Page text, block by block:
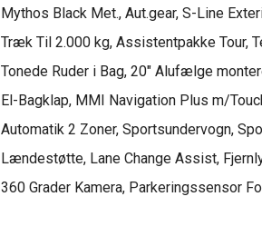
Mythos Black Met., Aut.gear, S-Line
Træk Til 2.000 kg, Assistentpakke Tour,
Tonede Ruder i Bag, 20" Alufælge
El-Bagklap, MMI Navigation Plus m/
Automatik 2 Zoner, Sportsundervogn,
Lændestøtte, Lane Change Assist,
360 Grader Kamera, Parkeringssensor